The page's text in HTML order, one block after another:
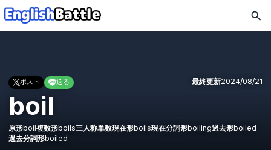
ポスト 送る 最終更新2024/08/21
boil
原形boil複数形boils三人称単数現在形boils現在分詞形boiling過去形boiled
過去分詞形boiled